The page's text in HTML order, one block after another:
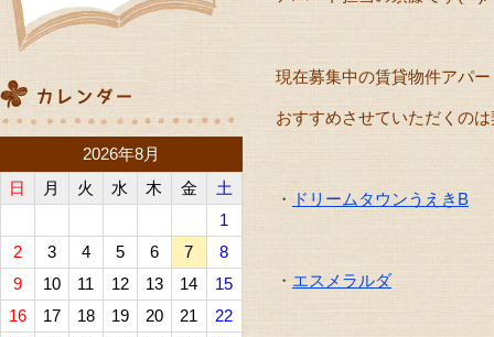
2026年8月
日
月 火 水 木 金
土
1
2
3 4 5 6 7
8
9
10 11 12 13 14
15
16
17 18 19 20 21
22
現在募集中の賃貸物件アパ
おすすめさせていただくの
・ ドリームタウンうえきB
・ エスメラルダ